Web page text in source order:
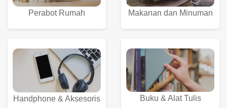
Perabot Rumah Makanan dan Minuman
Handphone & Aksesoris Buku & Alat Tulis